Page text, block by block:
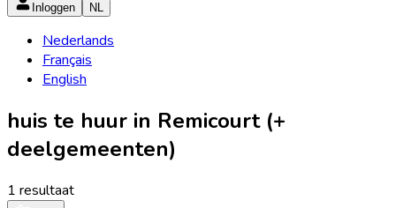
Inloggen NL
Nederlands
Français
English
huis te huur in Remicourt (+
deelgemeenten)
1 resultaat